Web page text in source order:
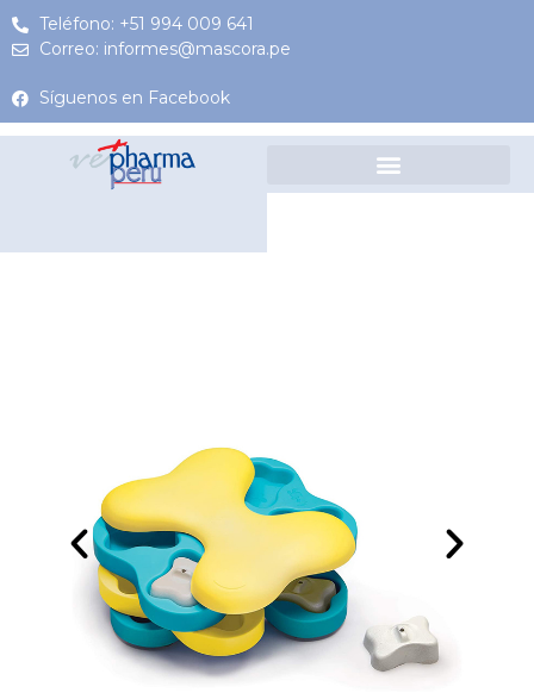
Teléfono: +51 994 009 641
Correo: informes@mascora.pe
Síguenos en Facebook